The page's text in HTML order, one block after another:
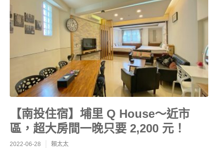
【南投住宿】埔里 Q House～近市
區，超大房間一晚只要 2,200 元！
2022-06-28 賴太太